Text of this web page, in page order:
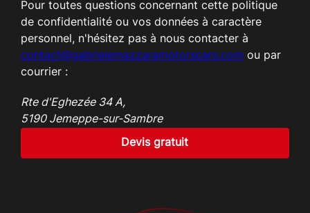
Pour toutes questions concernant cette politique
de confidentialité ou vos données à caractère
personnel, n'hésitez pas à nous contacter à
contact@gabrielemazzaramotorscars.com ou par
courrier :
Rte d'Eghezée 34 A,
5190 Jemeppe-sur-Sambre
Devis gratuit